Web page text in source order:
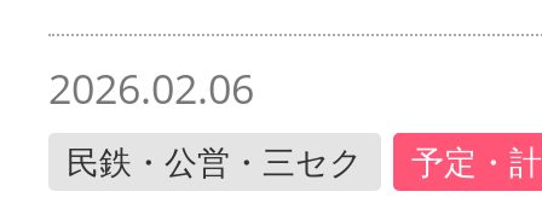
2026.02.06
民鉄・公営・三セク 予定・